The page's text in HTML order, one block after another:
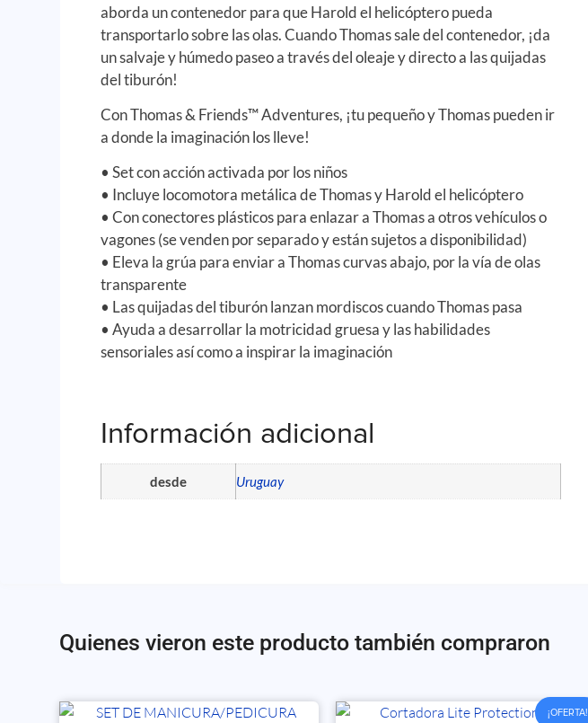
aborda un contenedor para que Harold el helicóptero pueda
transportarlo sobre las olas. Cuando Thomas sale del contenedor, ¡da
un salvaje y húmedo paseo a través del oleaje y directo a las quijadas
del tiburón!
Con Thomas & Friends™ Adventures, ¡tu pequeño y Thomas pueden ir
a donde la imaginación los lleve!
• Set con acción activada por los niños
• Incluye locomotora metálica de Thomas y Harold el helicóptero
• Con conectores plásticos para enlazar a Thomas a otros vehículos o
vagones (se venden por separado y están sujetos a disponibilidad)
• Eleva la grúa para enviar a Thomas curvas abajo, por la vía de olas
transparente
• Las quijadas del tiburón lanzan mordiscos cuando Thomas pasa
• Ayuda a desarrollar la motricidad gruesa y las habilidades
sensoriales así como a inspirar la imaginación
Información adicional
desde Uruguay
Quienes vieron este producto también compraron
¡OFERTA!